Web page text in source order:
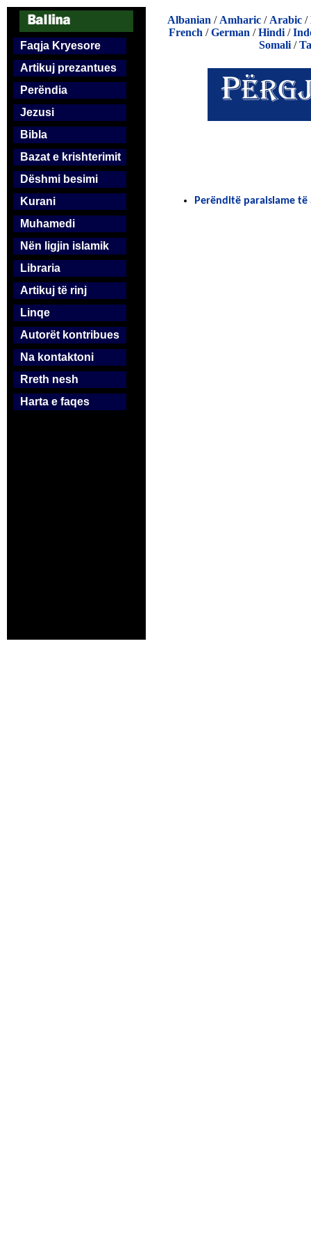
Faqja Kryesore
Artikuj prezantues
Perëndia
Jezusi
Bibla
Bazat e krishterimit
Dëshmi besimi
Kurani
Muhamedi
Nën ligjin islamik
Libraria
Artikuj të rinj
Linqe
Autorët kontribues
Na kontaktoni
Rreth nesh
Harta e faqes
Albanian / Amharic / Arabic /
French /German /Hindi /
Somali/
Perënditë paraislame të